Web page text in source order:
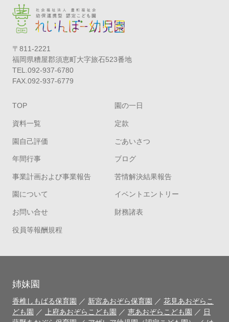
〒811-2221
福岡県糟屋郡須恵町大字旅石523番地
TEL.092-937-6780
FAX.092-937-6779
TOP 園の一日
資料一覧 定款
園自己評価 ごあいさつ
年間行事 ブログ
事業計画および事業報告 苦情解決結果報告
園について イベントエントリー
お問い合せ 財務諸表
役員等報酬規程
姉妹園
香椎しもばる保育園 ／ 新宮あおぞら保育園 ／ 花見あおぞらこ
ども園 ／ 上府あおぞらこども園 ／ 恵あおぞらこども園 ／ 日